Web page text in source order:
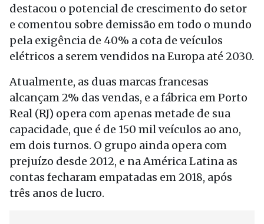
destacou o potencial de crescimento do setor
e comentou sobre demissão em todo o mundo
pela exigência de 40% a cota de veículos
elétricos a serem vendidos na Europa até 2030.
Atualmente, as duas marcas francesas
alcançam 2% das vendas, e a fábrica em Porto
Real (RJ) opera com apenas metade de sua
capacidade, que é de 150 mil veículos ao ano,
em dois turnos. O grupo ainda opera com
prejuízo desde 2012, e na América Latina as
contas fecharam empatadas em 2018, após
três anos de lucro.